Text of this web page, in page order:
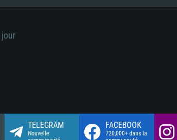
TELEGRAM
Nouvelle
FACEBOOK
720,000+ dans la